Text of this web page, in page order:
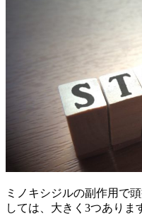
ミノキシジルの副作用で
しては、大きく3つありま